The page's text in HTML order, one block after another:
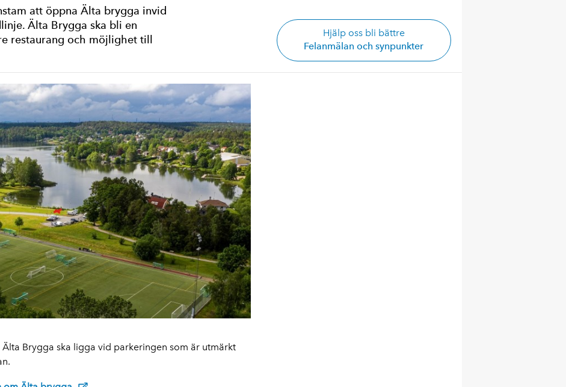
att öppna Älta brygga invid
Älta Brygga ska bli en
restaurang och möjlighet till
Hjälp oss bli bättre
Felanmälan och synpunkter
Brygga ska ligga vid parkeringen som är utmärkt